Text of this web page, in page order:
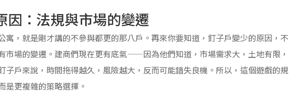
因：法規與市場的變遷
寓，就是剛才講的不參與都更的那八戶。再來你要知道，釘子戶變少的原因，不
市場的變遷。建商們現在更有底氣——因為他們知道，市場需求大，土地有限，
子戶來說，時間拖得越久，風險越大，反而可能錯失良機。所以，這個遊戲的規
是更複雜的策略選擇。